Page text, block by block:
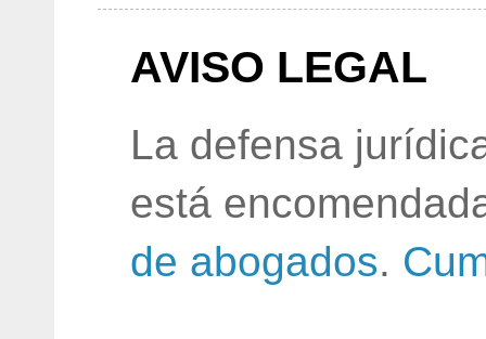
AVISO LEGAL
La defensa
está
de abogados.